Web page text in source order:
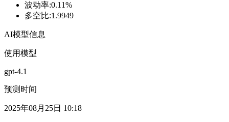
波动率:0.11%
多空比:1.9949
AI模型信息
使用模型
gpt-4.1
预测时间
2025年08月25日 10:18